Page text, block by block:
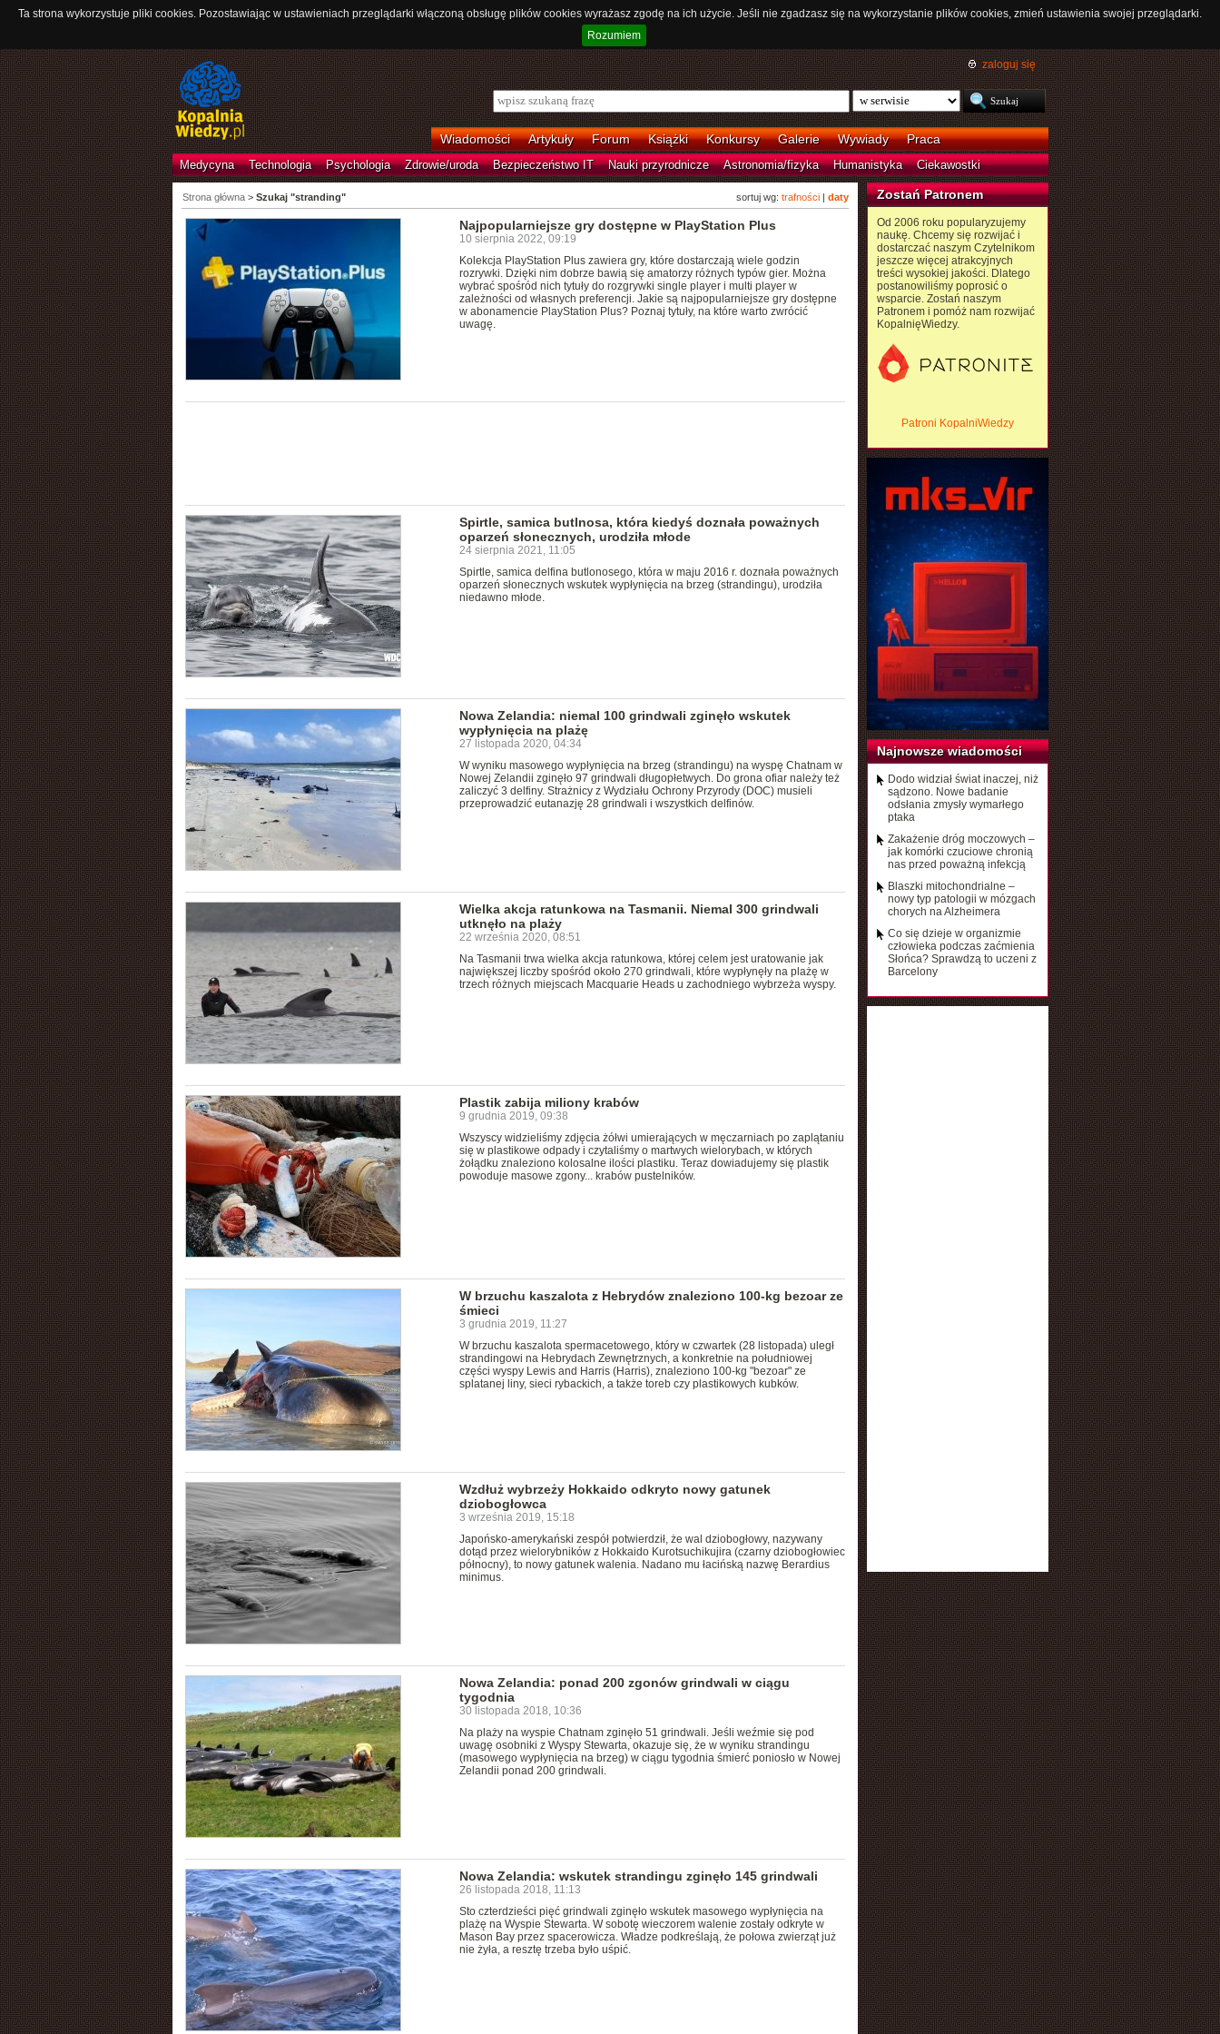
Ta strona wykorzystuje pliki cookies. Pozostawiając w ustawieniach przeglądarki włączoną obsługę plików cookies wyrażasz zgodę na ich użycie. Jeśli nie zgadzasz się na wykorzystanie plików cookies, zmień ustawienia swojej przeglądarki.
Rozumiem
zaloguj się
Wiadomości Artykuły Forum Książki Konkursy Galerie Wywiady Praca
Medycyna Technologia Psychologia Zdrowie/uroda Bezpieczeństwo IT Nauki przyrodnicze Astronomia/fizyka Humanistyka Ciekawostki
sortuj wg: trafności| daty
Strona główna> Szukaj "stranding"
Najpopularniejsze gry dostępne w PlayStation Plus
10 sierpnia 2022, 09:19
Kolekcja PlayStation Plus zawiera gry, które dostarczają wiele godzin
rozrywki. Dzięki nim dobrze bawią się amatorzy różnych typów gier. Można
wybrać spośród nich tytuły do rozgrywki single player i multi player w
zależności od własnych preferencji. Jakie są najpopularniejsze gry dostępne
w abonamencie PlayStation Plus? Poznaj tytuły, na które warto zwrócić
uwagę.
Spirtle, samica butlnosa, która kiedyś doznała poważnych
oparzeń słonecznych, urodziła młode
24 sierpnia 2021, 11:05
Spirtle, samica delfina butlonosego, która w maju 2016 r. doznała poważnych
oparzeń słonecznych wskutek wypłynięcia na brzeg (strandingu), urodziła
niedawno młode.
Nowa Zelandia: niemal 100 grindwali zginęło wskutek
wypłynięcia na plażę
27 listopada 2020, 04:34
W wyniku masowego wypłynięcia na brzeg (strandingu) na wyspę Chatnam w
Nowej Zelandii zginęło 97 grindwali długopłetwych. Do grona ofiar należy też
zaliczyć 3 delfiny. Strażnicy z Wydziału Ochrony Przyrody (DOC) musieli
przeprowadzić eutanazję 28 grindwali i wszystkich delfinów.
Wielka akcja ratunkowa na Tasmanii. Niemal 300 grindwali
utknęło na plaży
22 września 2020, 08:51
Na Tasmanii trwa wielka akcja ratunkowa, której celem jest uratowanie jak
największej liczby spośród około 270 grindwali, które wypłynęły na plażę w
trzech różnych miejscach Macquarie Heads u zachodniego wybrzeża wyspy.
Plastik zabija miliony krabów
9 grudnia 2019, 09:38
Wszyscy widzieliśmy zdjęcia żółwi umierających w męczarniach po zaplątaniu
się w plastikowe odpady i czytaliśmy o martwych wielorybach, w których
żołądku znaleziono kolosalne ilości plastiku. Teraz dowiadujemy się plastik
powoduje masowe zgony... krabów pustelników.
W brzuchu kaszalota z Hebrydów znaleziono 100-kg bezoar ze
śmieci
3 grudnia 2019, 11:27
W brzuchu kaszalota spermacetowego, który w czwartek (28 listopada) uległ
strandingowi na Hebrydach Zewnętrznych, a konkretnie na południowej
części wyspy Lewis and Harris (Harris), znaleziono 100-kg "bezoar" ze
splatanej liny, sieci rybackich, a także toreb czy plastikowych kubków.
Wzdłuż wybrzeży Hokkaido odkryto nowy gatunek
dziobogłowca
3 września 2019, 15:18
Japońsko-amerykański zespół potwierdził, że wal dziobogłowy, nazywany
dotąd przez wielorybników z Hokkaido Kurotsuchikujira (czarny dziobogłowiec
północny), to nowy gatunek walenia. Nadano mu łacińską nazwę Berardius
minimus.
Nowa Zelandia: ponad 200 zgonów grindwali w ciągu
tygodnia
30 listopada 2018, 10:36
Na plaży na wyspie Chatnam zginęło 51 grindwali. Jeśli weźmie się pod
uwagę osobniki z Wyspy Stewarta, okazuje się, że w wyniku strandingu
(masowego wypłynięcia na brzeg) w ciągu tygodnia śmierć poniosło w Nowej
Zelandii ponad 200 grindwali.
Nowa Zelandia: wskutek strandingu zginęło 145 grindwali
26 listopada 2018, 11:13
Sto czterdzieści pięć grindwali zginęło wskutek masowego wypłynięcia na
plażę na Wyspie Stewarta. W sobotę wieczorem walenie zostały odkryte w
Mason Bay przez spacerowicza. Władze podkreślają, że połowa zwierząt już
nie żyła, a resztę trzeba było uśpić.
Zostań Patronem
Od 2006 roku popularyzujemy
naukę. Chcemy się rozwijać i
dostarczać naszym Czytelnikom
jeszcze więcej atrakcyjnych
treści wysokiej jakości. Dlatego
postanowiliśmy poprosić o
wsparcie. Zostań naszym
Patronem i pomóż nam rozwijać
KopalnięWiedzy.
Patroni KopalniWiedzy
Najnowsze wiadomości
Dodo widział świat inaczej, niż
sądzono. Nowe badanie
odsłania zmysły wymarłego
ptaka
Zakażenie dróg moczowych –
jak komórki czuciowe chronią
nas przed poważną infekcją
Blaszki mitochondrialne –
nowy typ patologii w mózgach
chorych na Alzheimera
Co się dzieje w organizmie
człowieka podczas zaćmienia
Słońca? Sprawdzą to uczeni z
Barcelony